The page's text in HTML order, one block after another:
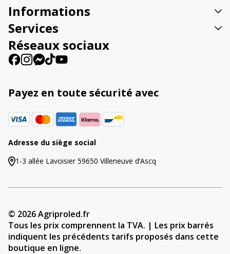
i
v
e
:
Informations
Services
Réseaux sociaux
Payez en toute sécurité avec
Adresse du siège social
1-3 allée Lavoisier 59650 Villeneuve d’Ascq
© 2026 Agriproled.fr
Tous les prix comprennent la TVA. | Les prix barrés
indiquent les précédents tarifs proposés dans cette
boutique en ligne.